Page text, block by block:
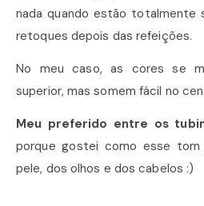
nada quando estão totalmente
retoques depois das refeições.
No meu caso, as cores se
superior, mas somem fácil no
Meu preferido entre os
porque gostei como esse
pele, dos olhos e dos cabelos :)